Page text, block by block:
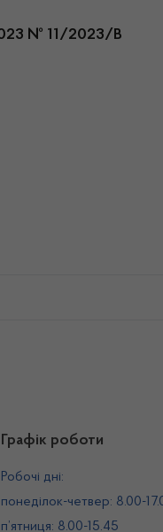
№ 11/2023/В
Графік роботи
Робочі дні:
понеділок-четвер: 8.00-
п’ятниця: 8.00-15.45